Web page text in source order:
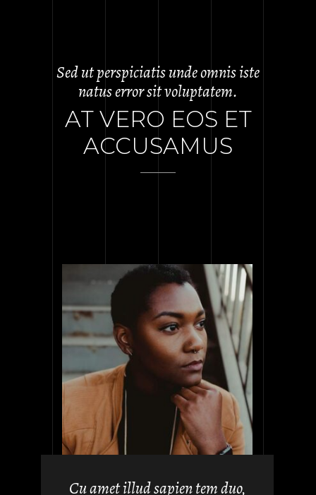
Sed ut perspiciatis unde omnis iste
natus error sit voluptatem.
AT VERO EOS ET
ACCUSAMUS
Cu amet illud sapien tem duo,